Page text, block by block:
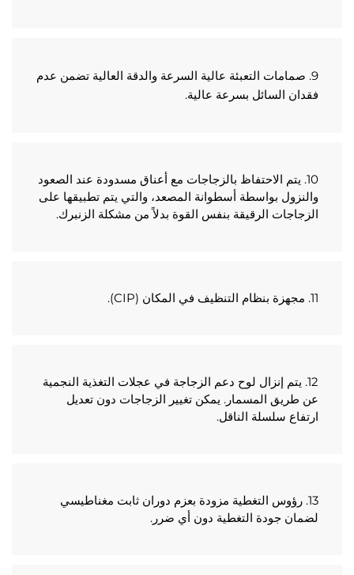
9. صمامات التعبئة عالية السرعة والدقة العالية تضمن عدم
السائل بسرعة عالية.
10. يتم الاحتفاظ بالزجاجات مع أعناق مسدودة عند الصعود
والنزول بواسطة أسطوانة المصعد، والتي يتم تطبيقها على
الرقيقة بنفس القوة بدلاً من مشكلة الزنبرك.
12. يتم إنزال لوح دعم الزجاجة في عجلات التغذية النجمية
عن طريق المسمار. يمكن تغيير الزجاجات دون تعديل
سلسلة الناقل.
13. رؤوس التغطية مزودة بعزم دوران ثابت مغناطيسي
جودة التغطية دون أي ضرر.